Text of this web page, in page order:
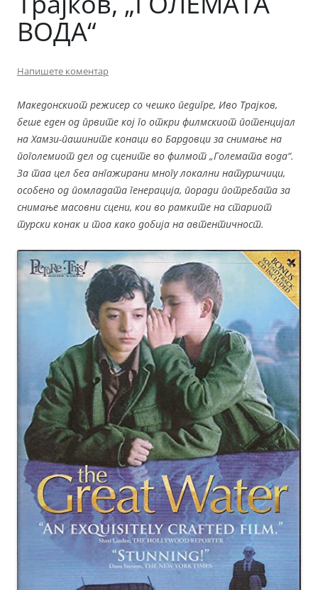
ВОДА“
Напишете коментар
Македонскиот режисер со чешко педигре, Иво Трајков,
беше еден од првите кој го откри филмскиот потенцијал
на Хамзи-пашините конаци во Бардовци за снимање на
поголемиот дел од сцените во филмот „Големата вода“.
За таа цел беа ангажирани многу локални натуршчици,
особено од помладата генерација, поради потребата за
снимање масовни сцени, кои во рамките на стариот
турски конак и тоа како добија на автентичност.